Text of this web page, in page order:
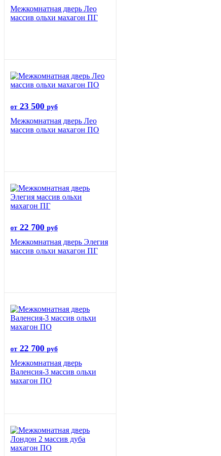
Межкомнатная дверь Лео
массив ольхи махагон ПГ
от 23 500 руб
Межкомнатная дверь Лео
массив ольхи махагон ПО
от 22 700 руб
Межкомнатная дверь Элегия
массив ольхи махагон ПГ
от 22 700 руб
Межкомнатная дверь
Валенсия-3 массив ольхи
махагон ПО